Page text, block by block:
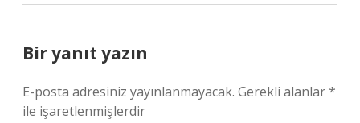
Bir yanıt yazın
E-posta adresiniz yayınlanmayacak. Gerekli alanlar*
ile işaretlenmişlerdir